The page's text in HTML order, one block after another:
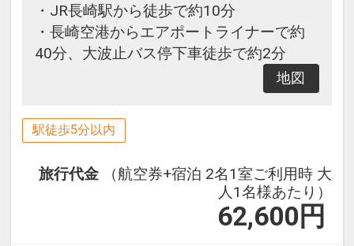
・JR長崎駅から徒歩で約10分
・長崎空港からエアポートライナーで約
40分、大波止バス停下車徒歩で約2分
地図
駅徒歩5分以内
旅行代金
（航空券+宿泊 2名1室ご利用時 大
人1名様あたり）
62,600 円